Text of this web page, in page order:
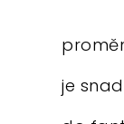
je